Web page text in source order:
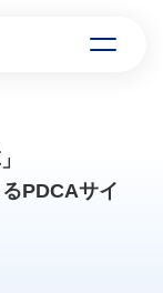
PDCAサイ